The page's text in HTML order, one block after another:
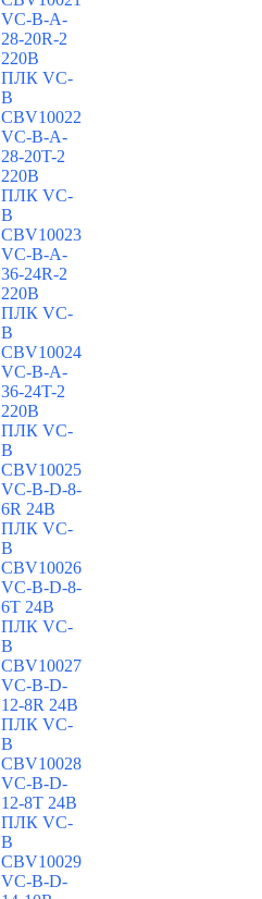
VC-В-A-
28-20R-2
220В
ПЛК VC-
B
CBV10022
VC-В-A-
28-20T-2
220В
ПЛК VC-
B
CBV10023
VC-В-A-
36-24R-2
220В
ПЛК VC-
B
CBV10024
VC-В-A-
36-24T-2
220В
ПЛК VC-
B
CBV10025
VC-В-D-8-
6R 24В
ПЛК VC-
B
CBV10026
VC-В-D-8-
6T 24В
ПЛК VC-
B
CBV10027
VC-В-D-
12-8R 24В
ПЛК VC-
B
CBV10028
VC-В-D-
12-8T 24В
ПЛК VC-
B
CBV10029
VC-В-D-